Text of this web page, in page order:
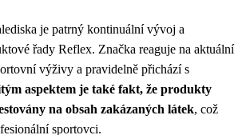
je patrný kontinuální vývoj a
řady Reflex. Značka reaguje na aktuální
výživy a pravidelně přichází s
aspektem je také fakt, že produkty
na obsah zakázaných látek, což
sportovci.